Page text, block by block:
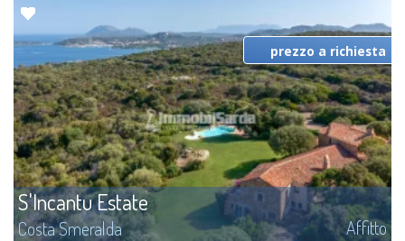
S'Incantu Estate
Costa Smeralda Affitto
prezzo a richiesta